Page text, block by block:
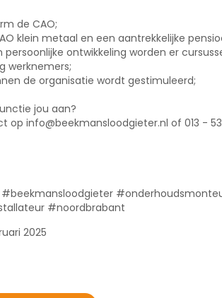
de CAO;
klein metaal en een aantrekkelijke
persoonlijke ontwikkeling worden er
werknemers;
de organisatie wordt gestimuleerd;
jou aan?
op info@beekmansloodgieter.nl of 013 -
#noordbrabant
2025